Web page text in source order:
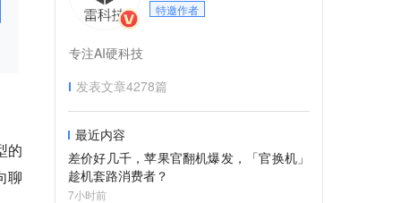
的
聊
特邀作者
专注AI硬科技
发表文章4278篇
最近内容
差价好几千，苹果官翻机爆发，「官换机」
趁机套路消费者？
7小时前